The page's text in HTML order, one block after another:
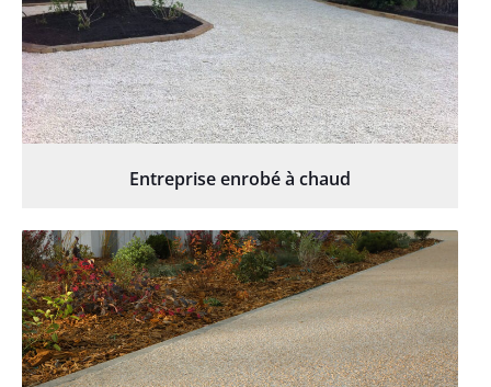
Entreprise enrobé à chaud